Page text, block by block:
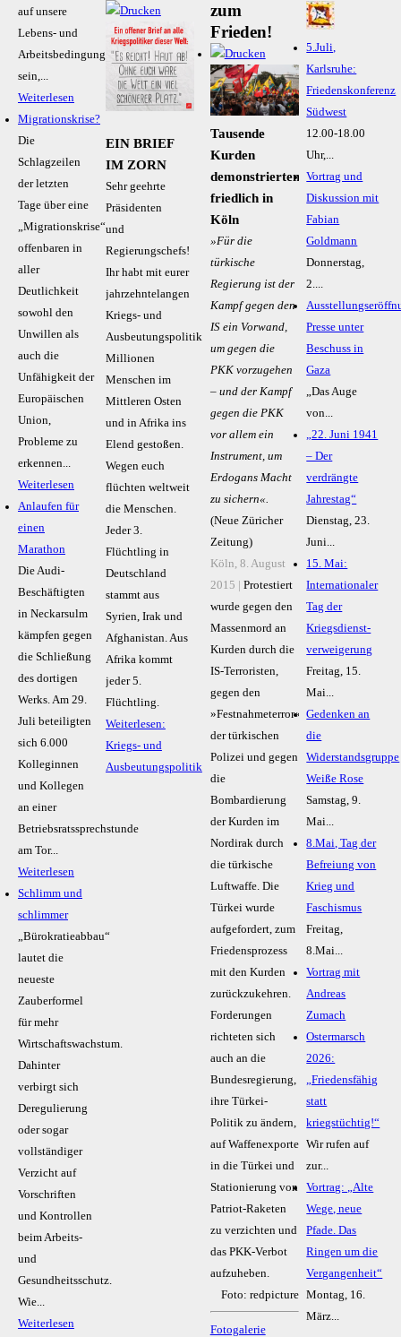
auf unsere
Lebens- und
Arbeitsbedingungen
sein,...
Weiterlesen
Migrationskrise?
Die
Schlagzeilen
der letzten
Tage über eine
„Migrationskrise“
offenbaren in
aller
Deutlichkeit
sowohl den
Unwillen als
auch die
Unfähigkeit der
Europäischen
Union,
Probleme zu
erkennen...
Weiterlesen
Anlaufen für
einen
Marathon
Die Audi-
Beschäftigten
in Neckarsulm
kämpfen gegen
die Schließung
des dortigen
Werks. Am 29.
Juli beteiligten
sich 6.000
Kolleginnen
und Kollegen
an einer
Betriebsratssprechstunde
am Tor...
Weiterlesen
Schlimm und
schlimmer
„Bürokratieabbau“
lautet die
neueste
Zauberformel
für mehr
Wirtschaftswachstum.
Dahinter
verbirgt sich
Deregulierung
oder sogar
vollständiger
Verzicht auf
Vorschriften
und Kontrollen
beim Arbeits-
und
Gesundheitsschutz.
Wie...
Weiterlesen
EIN BRIEF
IM ZORN
Sehr geehrte
Präsidenten
und
Regierungschefs!
Ihr habt mit eurer
jahrzehntelangen
Kriegs- und
Ausbeutungspolitik
Millionen
Menschen im
Mittleren Osten
und in Afrika ins
Elend gestoßen.
Wegen euch
flüchten weltweit
die Menschen.
Jeder 3.
Flüchtling in
Deutschland
stammt aus
Syrien, Irak und
Afghanistan. Aus
Afrika kommt
jeder 5.
Flüchtling.
Weiterlesen:
Kriegs- und
Ausbeutungspolitik
zum
Frieden!
Tausende
Kurden
demonstrierten
friedlich in
Köln
»Für die
türkische
Regierung ist der
Kampf gegen den
IS ein Vorwand,
um gegen die
PKK vorzugehen
– und der Kampf
gegen die PKK
vor allem ein
Instrument, um
Erdogans Macht
zu sichern«.
(Neue Züricher
Zeitung)
Köln, 8. August
2015 | Protestiert
wurde gegen den
Massenmord an
Kurden durch die
IS-Terroristen,
gegen den
»Festnahmeterror«
der türkischen
Polizei und gegen
die
Bombardierung
der Kurden im
Nordirak durch
die türkische
Luftwaffe. Die
Türkei wurde
aufgefordert, zum
Friedensprozess
mit den Kurden
zurückzukehren.
Forderungen
richteten sich
auch an die
Bundesregierung,
ihre Türkei-
Politik zu ändern,
auf Waffenexporte
in die Türkei und
Stationierung von
Patriot-Raketen
zu verzichten und
das PKK-Verbot
aufzuheben.
Foto: redpicture
Fotogalerie
5.Juli,
Karlsruhe:
Friedenskonferenz
Südwest
12.00-18.00
Uhr,...
Vortrag und
Diskussion mit
Fabian
Goldmann
Donnerstag,
2....
Presse unter
Beschuss in
Gaza
„Das Auge
von...
„22. Juni 1941
– Der
verdrängte
Jahrestag“
Dienstag, 23.
Juni...
15. Mai:
Internationaler
Tag der
Kriegsdienst-
verweigerung
Freitag, 15.
Mai...
Gedenken an
die
Widerstandsgruppe
Weiße Rose
Samstag, 9.
Mai...
8.Mai, Tag der
Befreiung von
Krieg und
Faschismus
Freitag,
8.Mai...
Vortrag mit
Andreas
Zumach
Ostermarsch
2026:
„Friedensfähig
statt
kriegstüchtig!“
Wir rufen auf
zur...
Vortrag: „Alte
Wege, neue
Pfade. Das
Ringen um die
Vergangenheit“
Montag, 16.
März...